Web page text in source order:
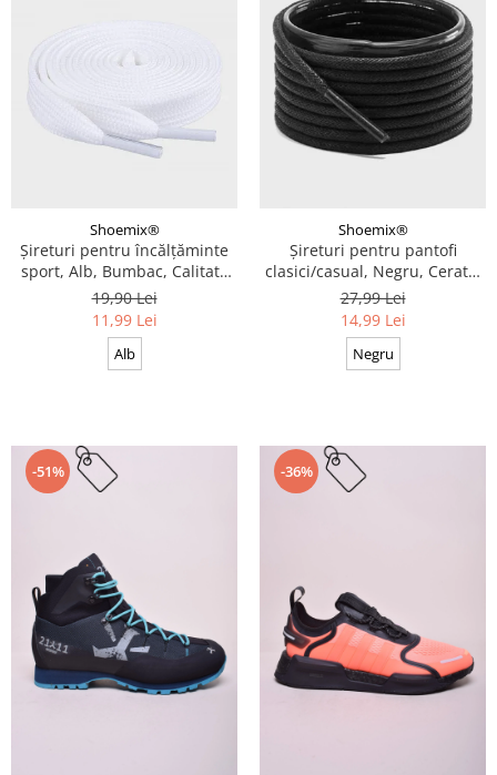
Shoemix®
Șireturi pentru încălțăminte
sport, Alb, Bumbac, Calitate
premium, 100 cm x 0.8 cm
19,90 Lei
11,99 Lei
Alb
Shoemix®
Șireturi pentru pantofi
clasici/casual, Negru, Cerate,
Calitate premium, 110 cm x
0.3 cm
27,99 Lei
14,99 Lei
Negru
-51% -36%